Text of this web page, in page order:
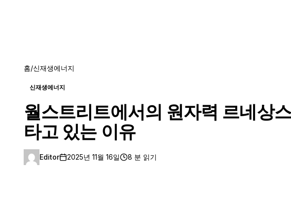
홈/신재생에너지
신재생에너지
월스트리트에서의 원자력 르네상
타고 있는 이유
Editor 2025년 11월 16일 8 분 읽기